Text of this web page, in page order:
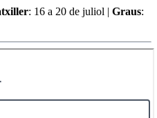
: 16 a 20 de juliol | Graus: